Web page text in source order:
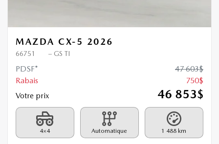
MAZDA CX-5 2026
66751 – GS TI
PDSF* 47 603$
Rabais
750$
Votre prix
46 853$
4×4 Automatique 1 488 km